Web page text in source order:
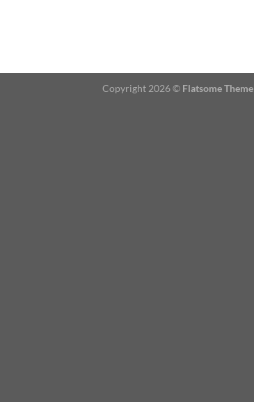
Copyright 2026 © Flatsome Theme